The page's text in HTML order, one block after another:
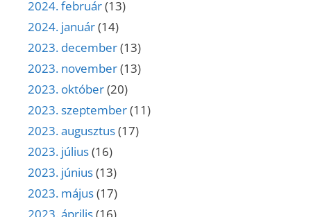
2024. február(13)
2024. január(14)
2023. december(13)
2023. november(13)
2023. október(20)
2023. szeptember(11)
2023. augusztus(17)
2023. július(16)
2023. június(13)
2023. május(17)